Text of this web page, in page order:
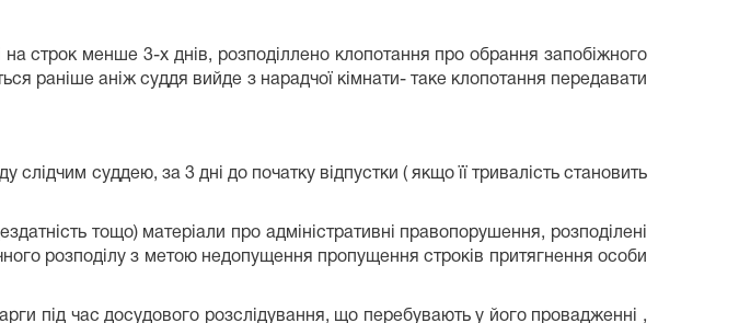
строк менше 3-х днів, розподіллено клопотання про обрання запобіжного
раніше аніж суддя вийде з нарадчої кімнати- таке клопотання передавати
суддею, за 3 дні до початку відпустки ( якщо її тривалість становить
тощо) матеріали про адміністративні правопорушення, розподілені
розподілу з метою недопущення пропущення строків притягнення особи
під час досудового розслідування, що перебувають у його провадженні ,